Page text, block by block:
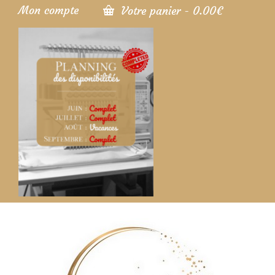
Mon compte Votre panier - 0.00€